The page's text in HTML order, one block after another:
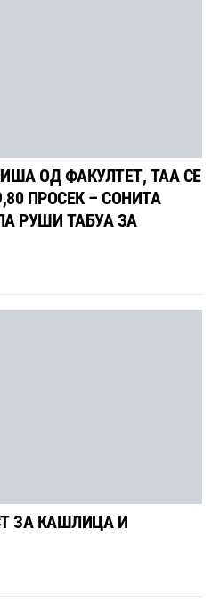
ОД ФАКУЛТЕТ, ТАА СЕ
ПРОСЕК – СОНИТА
РУШИ ТАБУА ЗА
ЗА КАШЛИЦА И